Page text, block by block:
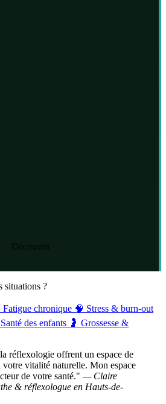
Découvrir
situations ?
Fatigue chronique 🧠 Stress & burn-out
Santé des enfants 🤰 Grossesse &
réflexologie offrent un espace de
votre vitalité naturelle. Mon espace
de votre santé." — Claire
& réflexologue en Hauts-de-